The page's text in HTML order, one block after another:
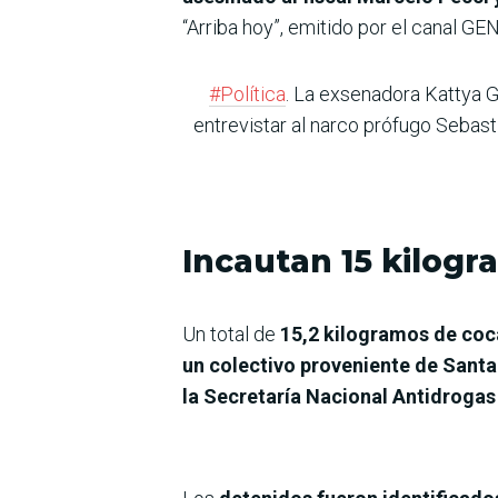
“Arriba hoy”, emitido por el canal
#Política . La exsenadora
entrevistar al narco prófugo
Incautan 15
Un total de 15,2 kilogramos de
un colectivo proveniente de
la Secretaría Nacional Antidrogas